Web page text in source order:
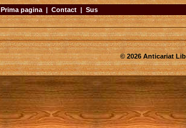
Prima pagina | Contact | Sus
© 2026 Anticariat